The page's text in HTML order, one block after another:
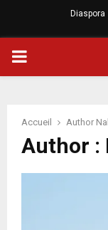
Diaspora
PRIMARY
Accueil Author
Author :